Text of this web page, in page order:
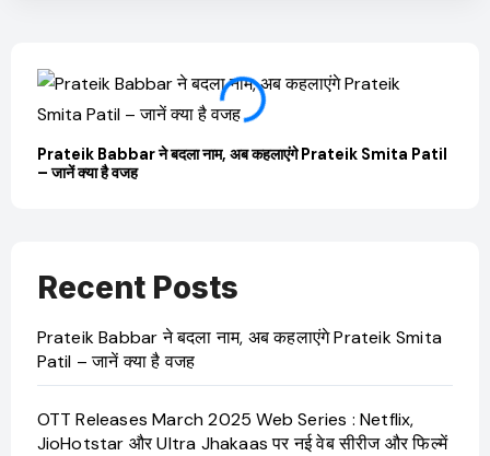
Prateik Babbar ने बदला नाम, अब कहलाएंगे Prateik Smita Patil
– जानें क्या है वजह
Recent Posts
Prateik Babbar ने बदला नाम, अब कहलाएंगे Prateik Smita
Patil – जानें क्या है वजह
OTT Releases March 2025 Web Series : Netflix,
JioHotstar और Ultra Jhakaas पर नई वेब सीरीज और फिल्में